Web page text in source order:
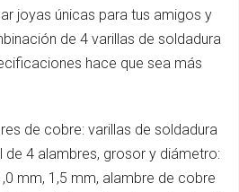
joyas únicas para tus amigos y
de 4 varillas de soldadura
hace que sea más
de cobre: varillas de soldadura
de 4 alambres, grosor y diámetro:
mm, 1,5 mm, alambre de cobre